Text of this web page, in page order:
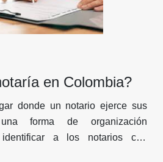
en Colombia?
donde un notario ejerce sus
forma de organización
identificar a los notarios con
Notarial. Un notario es un